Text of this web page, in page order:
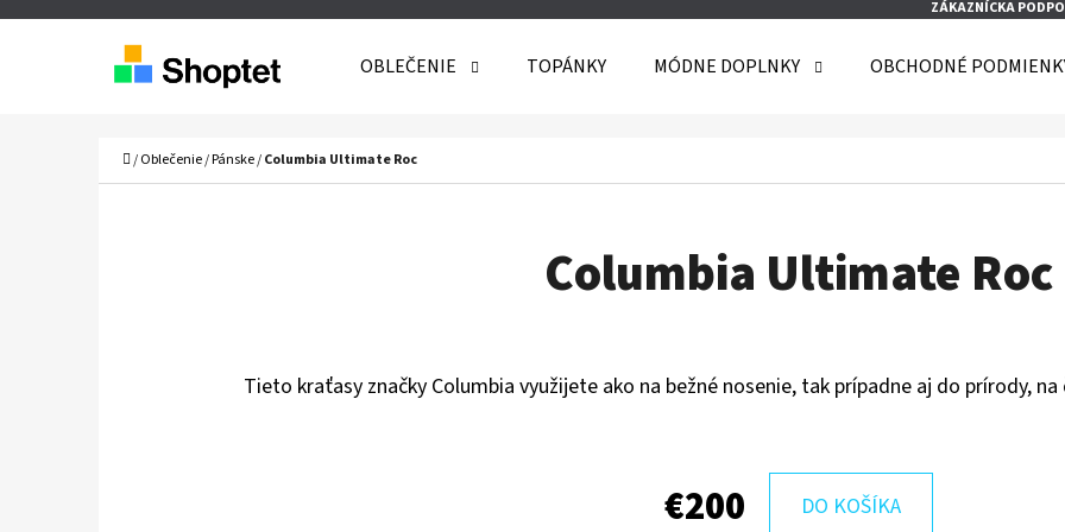
Prejsť
ZÁKAZNÍCKA
OBLEČENIE TOPÁNKY MÓDNE DOPLNKY OBCHODNÉ
Domov
/Oblečenie/Pánske/Columbia Ultimate Roc
Columbia Ultimate Roc
Tieto kraťasy značky Columbia využijete ako na bežné nosenie, tak prípadne aj do prírody,
€200 DO KOŠÍKA
K
Späť
Späť
ODPORÚČAME